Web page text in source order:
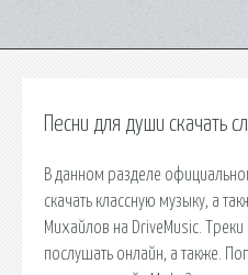
Песни для души скачать
В данном разделе
скачать классную музыку, а
Михайлов на DriveMusic.
послушать онлайн, а также.